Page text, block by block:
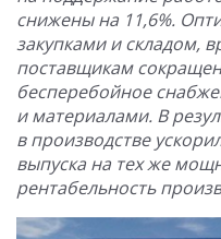
снижены на 11,6%.
закупками и складом,
поставщикам
бесперебойное
и материалами. В
в производстве
выпуска на тех же
рентабельность